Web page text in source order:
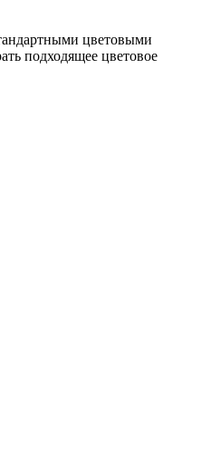
цветовыми
подходящее цветовое